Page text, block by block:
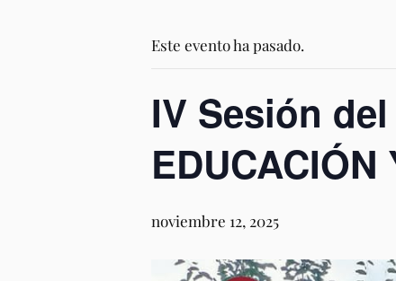
Este evento ha pasado.
IV Sesión
noviembre 12, 2025